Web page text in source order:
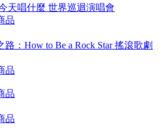
天唱什麼 世界巡迴演唱會
品
路：How to Be a Rock Star 搖滾歌劇
品
品
品